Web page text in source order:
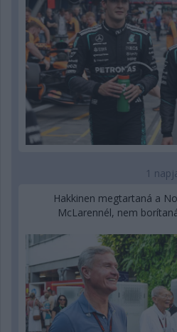
1
Hakkinen megtartaná a
McLarennél, nem